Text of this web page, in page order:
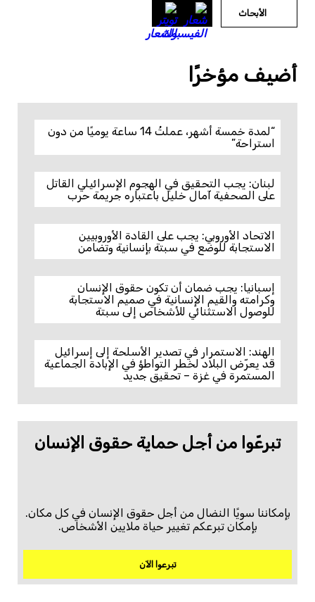
الأبحاث
أضيف مؤخرًا
“لمدة خمسة أشهر، عملتُ 14 ساعة يوميًا من دون
استراحة”
لبنان: يجب التحقيق في الهجوم الإسرائيلي القاتل
على الصحفية آمال خليل باعتباره جريمة حرب
الاتحاد الأوروبي: يجب على القادة الأوروبيين
الاستجابة للوضع في سبتة بإنسانية وتضامن
إسبانيا: يجب ضمان أن تكون حقوق الإنسان
وكرامته والقيم الإنسانية في صميم الاستجابة
للوصول الاستثنائي للأشخاص إلى سبتة
الهند: الاستمرار في تصدير الأسلحة إلى إسرائيل
قد يعرّض البلاد لخطر التواطؤ في الإبادة الجماعية
المستمرة في غزة – تحقيق جديد
تبرعّوا من أجل حماية حقوق الإنسان
بإمكاننا سويًا النضال من أجل حقوق الإنسان في كل مكان.
بإمكان تبرعكم تغيير حياة ملايين الأشخاص.
تبرعوا الآن